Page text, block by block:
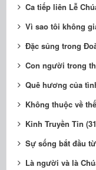
Ca tiếp liên Lễ
Vì sao tôi không
Đặc sủng trong
Con người trong
Quê hương của
Không thuộc về
Kinh Truyền Tin
Sự sống bắt đầu
Là người và là